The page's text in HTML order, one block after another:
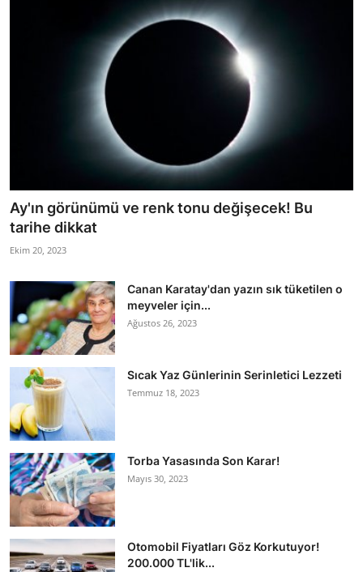
Ay'ın görünümü ve renk tonu değişecek! Bu
tarihe dikkat
Ekim 20, 2023
Canan Karatay'dan yazın sık tüketilen o
meyveler için...
Ağustos 26, 2023
Sıcak Yaz Günlerinin Serinletici Lezzeti
Temmuz 18, 2023
Torba Yasasında Son Karar!
Mayıs 30, 2023
Otomobil Fiyatları Göz Korkutuyor!
200.000 TL'lik...